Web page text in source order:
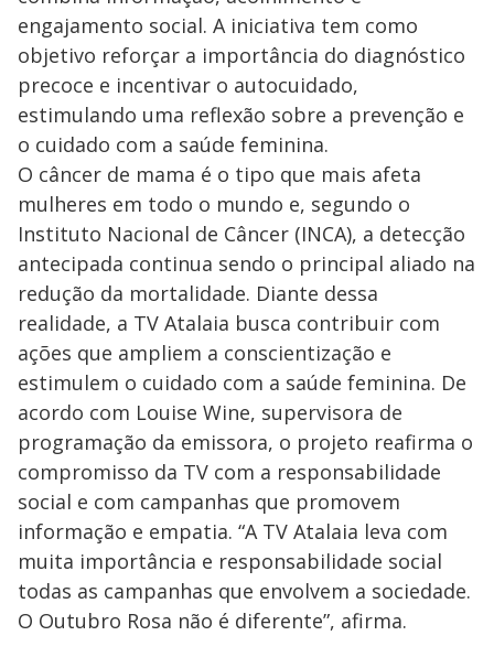
engajamento social. A iniciativa tem como
objetivo reforçar a importância do diagnóstico
precoce e incentivar o autocuidado,
estimulando uma reflexão sobre a prevenção e
o cuidado com a saúde feminina.
O câncer de mama é o tipo que mais afeta
mulheres em todo o mundo e, segundo o
Instituto Nacional de Câncer (INCA), a detecção
antecipada continua sendo o principal aliado na
redução da mortalidade. Diante dessa
realidade, a TV Atalaia busca contribuir com
ações que ampliem a conscientização e
estimulem o cuidado com a saúde feminina. De
acordo com Louise Wine, supervisora de
programação da emissora, o projeto reafirma o
compromisso da TV com a responsabilidade
social e com campanhas que promovem
informação e empatia. “A TV Atalaia leva com
muita importância e responsabilidade social
todas as campanhas que envolvem a sociedade.
O Outubro Rosa não é diferente”, afirma.